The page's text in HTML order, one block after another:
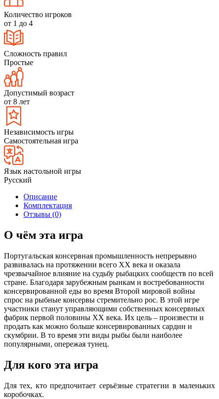
Количество игроков
от 1 до 4
Сложность правил
Простые
Допустимый возраст
от 8 лет
Независимость игры
Самостоятельная игра
Язык настольной игры
Русский
Описание
Комплектация
Отзывы (0)
О чём эта игра
Португальская консервная промышленность непрерывно
развивалась на протяжении всего XX века и оказала
чрезвычайное влияние на судьбу рыбацких сообществ по всей
стране. Благодаря зарубежным рынкам и востребованности
консервированной еды во время Второй мировой войны
спрос на рыбные консервы стремительно рос. В этой игре
участники станут управляющими собственных консервных
фабрик первой половины XX века. Их цель – произвести и
продать как можно больше консервированных сардин и
скумбрии. В то время эти виды рыбы были наиболее
популярными, опережая тунец.
Для кого эта игра
Для тех, кто предпочитает серьёзные стратегии в маленьких
коробочках.